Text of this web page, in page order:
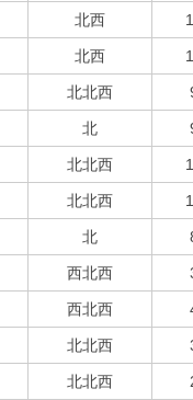
北西
北西
北北西
北
北北西
北北西
北
西北西
西北西
北北西
北北西